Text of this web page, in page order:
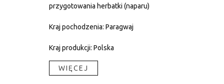
przygotowania herbatki (naparu)
Kraj pochodzenia: Paragwaj
Kraj produkcji: Polska
WIĘCEJ​